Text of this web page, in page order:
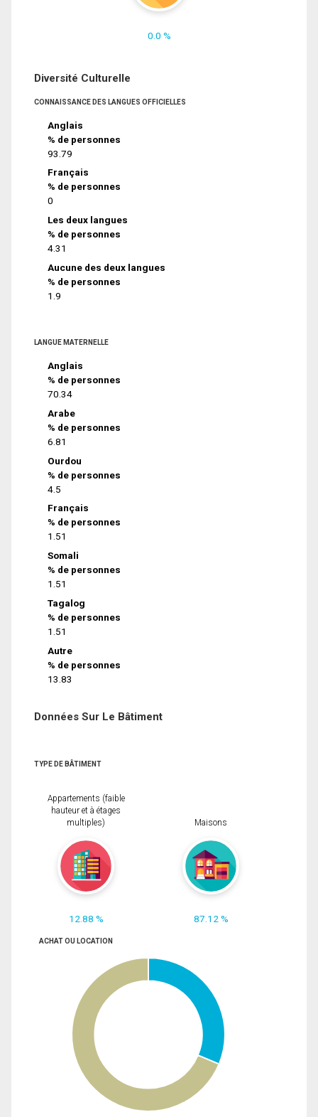
0.0 %
Diversité Culturelle
CONNAISSANCE DES LANGUES OFFICIELLES
Anglais
% de personnes
93.79
Français
% de personnes
0
Les deux langues
% de personnes
4.31
Aucune des deux langues
% de personnes
1.9
LANGUE MATERNELLE
Anglais
% de personnes
70.34
Arabe
% de personnes
6.81
Ourdou
% de personnes
4.5
Français
% de personnes
1.51
Somali
% de personnes
1.51
Tagalog
% de personnes
1.51
Autre
% de personnes
13.83
Données Sur Le Bâtiment
TYPE DE BÂTIMENT
Appartements (faible
hauteur et à étages
multiples)
12.88 %
Maisons
87.12 %
ACHAT OU LOCATION